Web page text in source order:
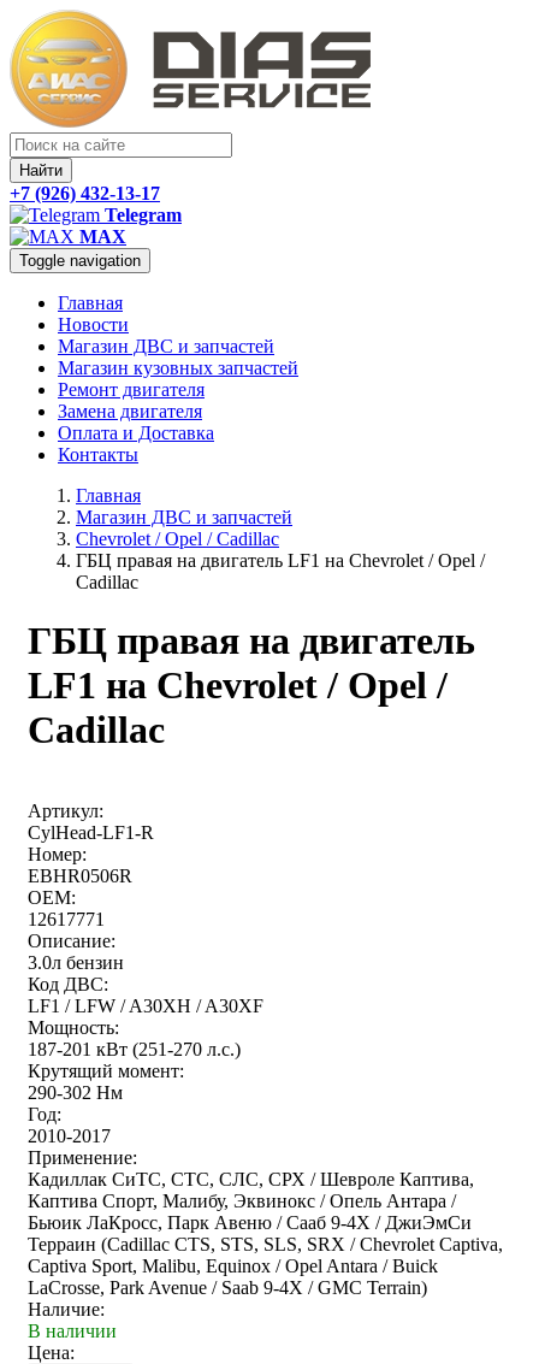
Найти
+7 (926) 432-13-17
Telegram
MAX
Toggle navigation
Главная
Новости
Магазин ДВС и запчастей
Магазин кузовных запчастей
Ремонт двигателя
Замена двигателя
Оплата и Доставка
Контакты
Главная
Магазин ДВС и запчастей
Chevrolet / Opel / Cadillac
ГБЦ правая на двигатель LF1 на Chevrolet / Opel /
Cadillac
ГБЦ правая на двигатель
LF1 на Chevrolet / Opel /
Cadillac
Артикул:
CylHead-LF1-R
Номер:
EBHR0506R
OEM:
12617771
Описание:
3.0л бензин
Код ДВС:
LF1 / LFW / A30XH / A30XF
Мощность:
187-201 кВт (251-270 л.с.)
Крутящий момент:
290-302 Нм
Год:
2010-2017
Применение:
Кадиллак СиТС, СТС, СЛС, СРХ / Шевроле Каптива,
Каптива Спорт, Малибу, Эквинокс / Опель Антара /
Бьюик ЛаКросс, Парк Авеню / Сааб 9-4Х / ДжиЭмСи
Терраин (Cadillac CTS, STS, SLS, SRX / Chevrolet Captiva,
Captiva Sport, Malibu, Equinox / Opel Antara / Buick
LaCrosse, Park Avenue / Saab 9-4X / GMC Terrain)
Наличие:
В наличии
Цена: